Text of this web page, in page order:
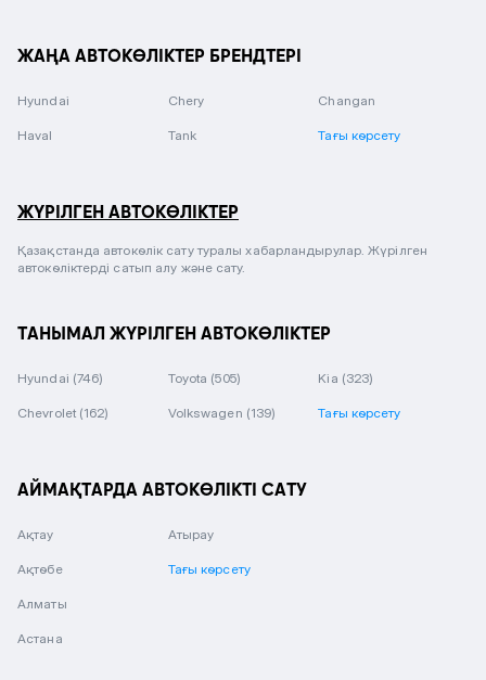
ЖАҢА АВТОКӨЛІКТЕР БРЕНДТЕРІ
Hyundai Chery Changan
Haval Tank Тағы көрсету
ЖҮРІЛГЕН АВТОКӨЛІКТЕР
Қазақстанда автокөлік сату туралы хабарландырулар. Жүрілген
автокөліктерді сатып алу және сату.
ТАНЫМАЛ ЖҮРІЛГЕН АВТОКӨЛІКТЕР
Hyundai (746) Toyota (505) Kia (323)
Chevrolet (162) Volkswagen (139) Тағы көрсету
АЙМАҚТАРДА АВТОКӨЛІКТІ САТУ
Ақтау
Ақтөбе
Алматы
Астана
Атырау
Тағы көрсету